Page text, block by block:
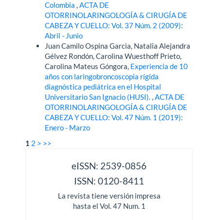
Colombia,ACTA DE
OTORRINOLARINGOLOGÍA & CIRUGÍA DE
CABEZA Y CUELLO: Vol. 37 Núm. 2 (2009):
Abril - Junio
Juan Camilo Ospina Garcia, Natalia Alejandra
Gélvez Rondón, Carolina Wuesthoff Prieto,
Carolina Mateus Góngora, Experiencia de 10
años con laringobroncoscopia rígida
diagnóstica pediátrica en el Hospital
Universitario San Ignacio (HUSI).,ACTA DE
OTORRINOLARINGOLOGÍA & CIRUGÍA DE
CABEZA Y CUELLO: Vol. 47 Núm. 1 (2019):
Enero - Marzo
1 2 > >>
eISSN: 2539-0856
ISSN: 0120-8411
La revista tiene versión impresa
hasta el Vol. 47 Num. 1